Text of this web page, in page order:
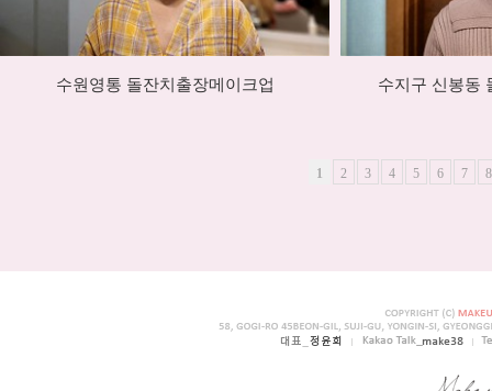
수원영통 돌잔치출장메이크업 수지구 신봉동
1 2 3 4 5 6 7 8